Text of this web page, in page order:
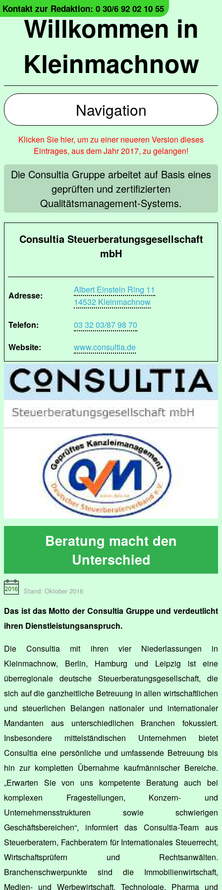
Willkommen in
Kleinmachnow
Kontakt zur Redaktion: 0 30/6 92 02 10 55
Navigation
Klicken Sie hier, um zu einer neueren Version dieses
Eintrages, aus dem Jahr 2017, zu gelangen!
Die Consultia Gruppe arbeitet auf Basis eines
geprüften und zertifizierten
Qualitätsmanagement-Systems.
Consultia Steuerberatungsgesellschaft
mbH
Adresse:
Albert Einstein Ring 11
14532 Kleinmachnow
Telefon:
03 32 03/87 98 70
Website:
www.consultia.de
Beratung macht den
Unterschied
Stand: Oktober 2016
Das ist das Motto der Consultia Gruppe und verdeutlicht
ihren Dienstleistungsanspruch.
Die Consultia mit ihren vier Niederlassungen in
Kleinmachnow, Berlin, Hamburg und Leipzig ist eine
überregionale deutsche Steuerberatungsgesellschaft, die
sich auf die ganzheitliche Betreuung in allen wirtschaftlichen
und steuerlichen Belangen nationaler und internationaler
Mandanten aus unterschiedlichen Branchen fokussiert.
Insbesondere mittelständischen Unternehmen bietet
Consultia eine persönliche und umfassende Betreuung bis
hin zur kompletten Übernahme kaufmännischer Bereiche.
„Erwarten Sie von uns kompetente Beratung auch bei
komplexen Fragestellungen, Konzern- und
Unternehmensstrukturen sowie schwierigen
Geschäftsbereichen“, informiert das Consultia-Team aus
Steuerberatern, Fachberatern für Internationales Steuerrecht,
Wirtschaftsprüfern und Rechtsanwälten.
Branchenschwerpunkte sind die Immobilienwirtschaft,
Medien- und Werbewirtschaft, Technologie, Pharma und